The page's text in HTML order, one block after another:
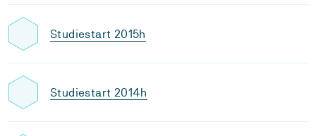
Studiestart 2015h
Studiestart 2014h